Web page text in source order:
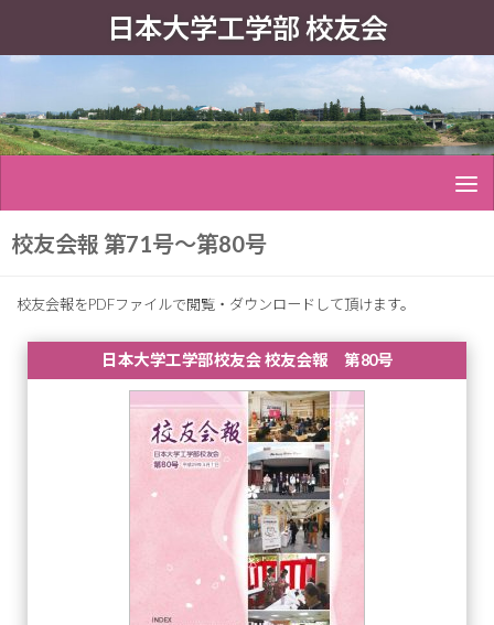
日本大学工学部 校友会
校友会報 第71号〜第80号
校友会報をPDFファイルで閲覧・ダウンロードして頂けます。
日本大学工学部校友会 校友会報 第80号